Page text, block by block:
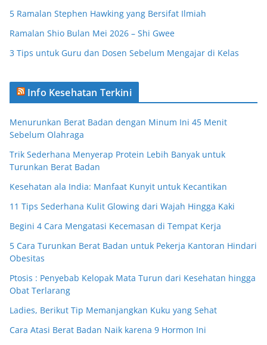
5 Ramalan Stephen Hawking yang Bersifat Ilmiah
Ramalan Shio Bulan Mei 2026 – Shi Gwee
3 Tips untuk Guru dan Dosen Sebelum Mengajar di Kelas
Info Kesehatan Terkini
Menurunkan Berat Badan dengan Minum Ini 45 Menit
Sebelum Olahraga
Trik Sederhana Menyerap Protein Lebih Banyak untuk
Turunkan Berat Badan
Kesehatan ala India: Manfaat Kunyit untuk Kecantikan
11 Tips Sederhana Kulit Glowing dari Wajah Hingga Kaki
Begini 4 Cara Mengatasi Kecemasan di Tempat Kerja
5 Cara Turunkan Berat Badan untuk Pekerja Kantoran Hindari
Obesitas
Ptosis : Penyebab Kelopak Mata Turun dari Kesehatan hingga
Obat Terlarang
Ladies, Berikut Tip Memanjangkan Kuku yang Sehat
Cara Atasi Berat Badan Naik karena 9 Hormon Ini